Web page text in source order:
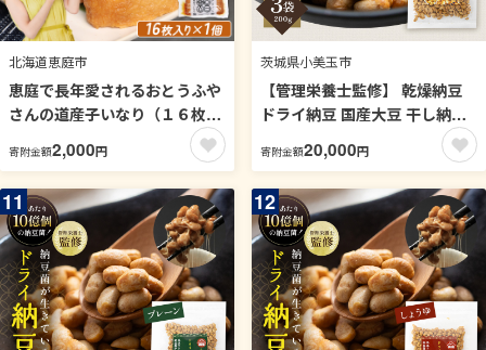
北海道恵庭市
恵庭で長年愛されるおとうふや
さんの道産子いなり（１６枚入
寄附金額2,000円
茨城県小美玉市
【管理栄養士監修】 乾燥納豆
ドライ納豆 国産大豆 干し納豆
納豆 【低温製法で納豆菌が生
きている】 (200g×3パック, う
すしお) 96-N
寄附金額20,000円
11 12